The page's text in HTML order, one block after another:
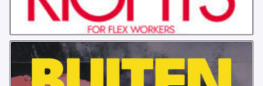
VB BELGIË
VB UTRECHT
VB FRIESLAND